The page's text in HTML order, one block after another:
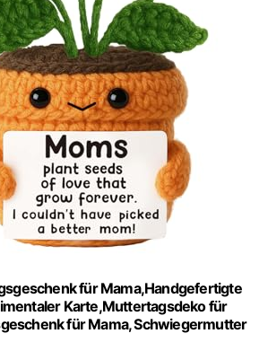
für Mama,Handgefertigte
Karte,Muttertagsdeko für
für Mama, Schwiegermutter